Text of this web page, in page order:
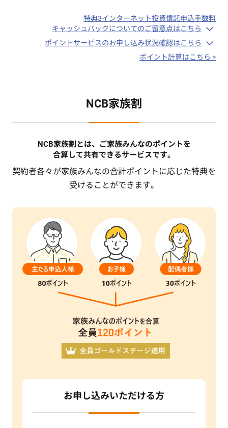
特典3インターネット投資信託申込手数料
キャッシュバックについてのご留意点はこちら
ポイントサービスのお申し込み状況確認はこちら
ポイント計算はこちら >
NCB家族割
NCB家族割とは、
ご家族みんなのポイントを
合算して共有できるサービスです。
契約者各々が家族みんなの合計ポイントに応じた特典を
受けることができます。
お申し込みいただける方